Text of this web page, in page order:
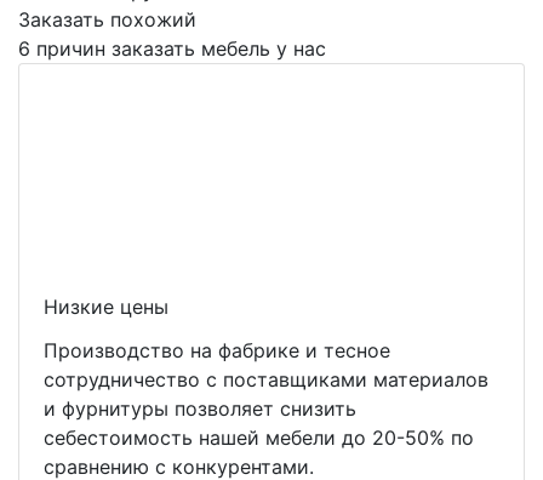
Заказать похожий
6 причин заказать мебель у нас
Низкие цены
Производство на фабрике и тесное
сотрудничество с поставщиками материалов
и фурнитуры позволяет снизить
себестоимость нашей мебели до 20-50% по
сравнению с конкурентами.